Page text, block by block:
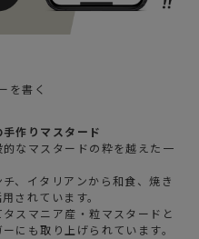
を書く
作りマスタード
的なマスタードの粋を越えた一
、イタリアンから和食、焼き
されています。
スマニア産・粒マスタードと
にも取り上げられています。